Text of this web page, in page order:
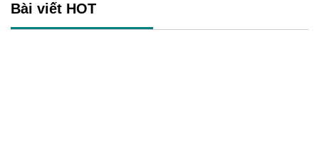
Bài viết HOT